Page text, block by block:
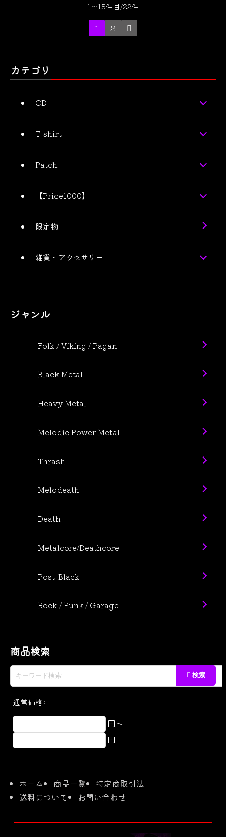
1～15件目/22件
1 2
カテゴリ
CD
T-shirt
Patch
【Price1000】
限定物
雑貨・アクセサリー
ジャンル
Folk / Viking / Pagan
Black Metal
Heavy Metal
Melodic Power Metal
Thrash
Melodeath
Death
Metalcore/Deathcore
Post-Black
Rock / Punk / Garage
商品検索
通常価格:
円～
円
ホーム 商品一覧
特定商取引法
送料について
お問い合わせ